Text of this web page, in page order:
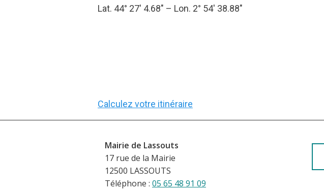
Lat. 44° 27′ 4.68″ – Lon. 2° 54′ 38.88″
Calculez votre itinéraire
Mairie de Lassouts
17 rue de la Mairie
12500 LASSOUTS
Téléphone : 05 65 48 91 09